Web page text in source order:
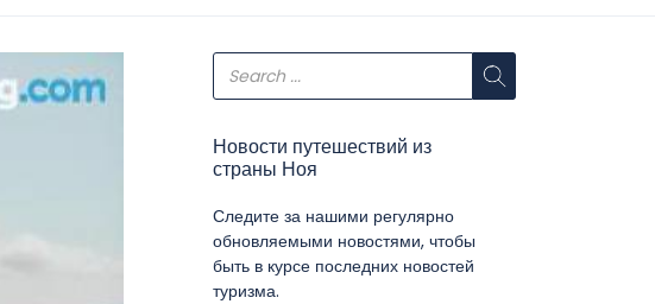
Новости путешествий из
страны Ноя
Следите за нашими регулярно
обновляемыми новостями, чтобы
быть в курсе последних новостей
туризма.